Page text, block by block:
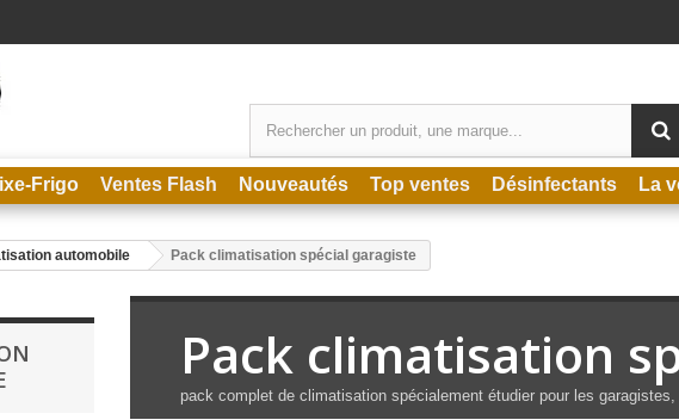
Frigo Ventes Flash Nouveautés Top ventes Désinfectants La
automobile Pack climatisation spécial garagiste
Pack climatisation
pack complet de climatisation spécialement étudier pour les garagistes,